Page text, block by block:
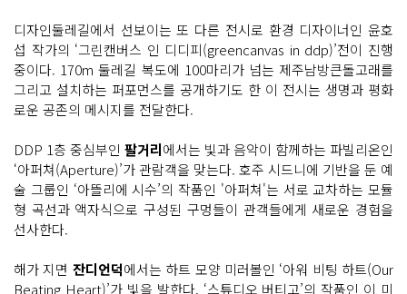
디자인둘레길에서 선보이는 또 다른 전시로 환경 디자이너인 윤호
섭 작가의 ‘그린캔버스 인 디디피(greencanvas in ddp)’전이 진행
중이다. 170m 둘레길 복도에 100마리가 넘는 제주남방큰돌고래를
그리고 설치하는 퍼포먼스를 공개하기도 한 이 전시는 생명과 평화
로운 공존의 메시지를 전달한다.
DDP 1층 중심부인 팔거리에서는 빛과 음악이 함께하는 파빌리온인
‘아퍼쳐(Aperture)’가 관람객을 맞는다. 호주 시드니에 기반을 둔 예
술 그룹인 ‘아뜰리에 시수’의 작품인 '아퍼쳐'는 서로 교차하는 모듈
형 곡선과 액자식으로 구성된 구멍들이 관객들에게 새로운 경험을
선사한다.
해가 지면 잔디언덕에서는 하트 모양 미러볼인 ‘아워 비팅 하트(Our
Beating Heart)’가 빛을 발한다. ‘스튜디오 버티고’의 작품인 이 미